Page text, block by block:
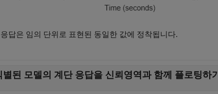
답은 임의 단위로 표현된 동일한 값에 정착됩니다.
별된 모델의 계단 응답을 신뢰영역과 함께 플로팅하